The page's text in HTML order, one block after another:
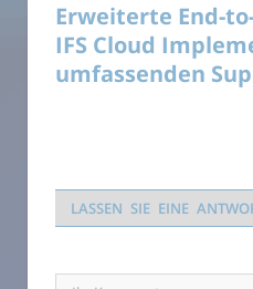
Erweiterte End-
IFS Cloud
umfassenden
LASSEN SIE EINE